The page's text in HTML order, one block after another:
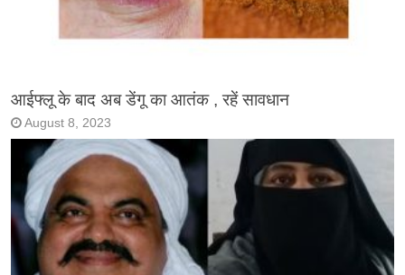
आईफ्लू के बाद अब डेंगू का आतंक , रहें सावधान
August 8, 2023